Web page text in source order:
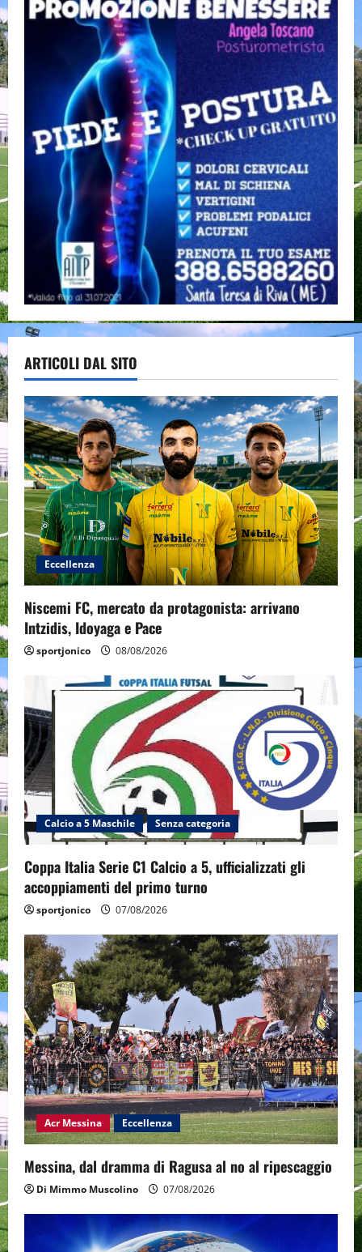
ARTICOLI DAL SITO
Eccellenza
Niscemi FC, mercato da protagonista: arrivano
Intzidis, Idoyaga e Pace
sportjonico 08/08/2026
Calcio a 5 Maschile Senza categoria
Coppa Italia Serie C1 Calcio a 5, ufficializzati gli
accoppiamenti del primo turno
sportjonico 07/08/2026
Acr Messina Eccellenza
Messina, dal dramma di Ragusa al no al ripescaggio
Di Mimmo Muscolino 07/08/2026